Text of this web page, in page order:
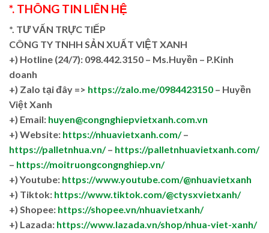
*. THÔNG TIN LIÊN HỆ
*. TƯ VẤN TRỰC TIẾP
CÔNG TY TNHH SẢN XUẤT VIỆT XANH
+) Hotline (24/7): 098.442.3150 – Ms.Huyền – P.Kinh
doanh
+) Zalo tại đây => https://zalo.me/0984423150 – Huyền
Việt Xanh
+) Email: huyen@congnghiepvietxanh.com.vn
+) Website: https://nhuavietxanh.com/–
https://palletnhua.vn/– https://palletnhuavietxanh.com/
– https://moitruongcongnghiep.vn/
+) Youtube: https://www.youtube.com/@nhuavietxanh
+) Tiktok: https://www.tiktok.com/@ctysxvietxanh/
+) Shopee: https://shopee.vn/nhuavietxanh/
+) Lazada: https://www.lazada.vn/shop/nhua-viet-xanh/